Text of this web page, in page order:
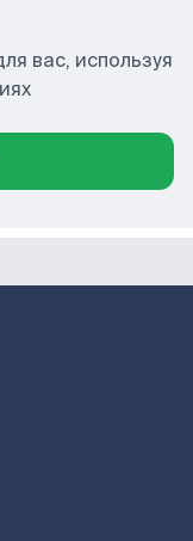
вас, используя